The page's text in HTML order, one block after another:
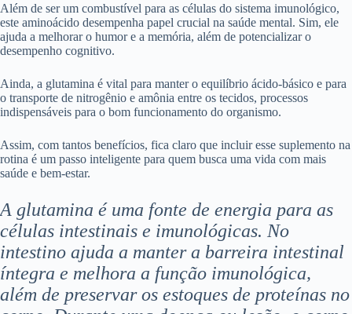
Além de ser um combustível para as células do sistema imunológico,
este aminoácido desempenha papel crucial na saúde mental. Sim, ele
ajuda a melhorar o humor e a memória, além de potencializar o
desempenho cognitivo.
Ainda, a glutamina é vital para manter o equilíbrio ácido-básico e para
o transporte de nitrogênio e amônia entre os tecidos, processos
indispensáveis para o bom funcionamento do organismo.
Assim, com tantos benefícios, fica claro que incluir esse suplemento na
rotina é um passo inteligente para quem busca uma vida com mais
saúde e bem-estar.
A glutamina é uma fonte de energia para as
células intestinais e imunológicas. No
intestino ajuda a manter a barreira intestinal
íntegra e melhora a função imunológica,
além de preservar os estoques de proteínas no